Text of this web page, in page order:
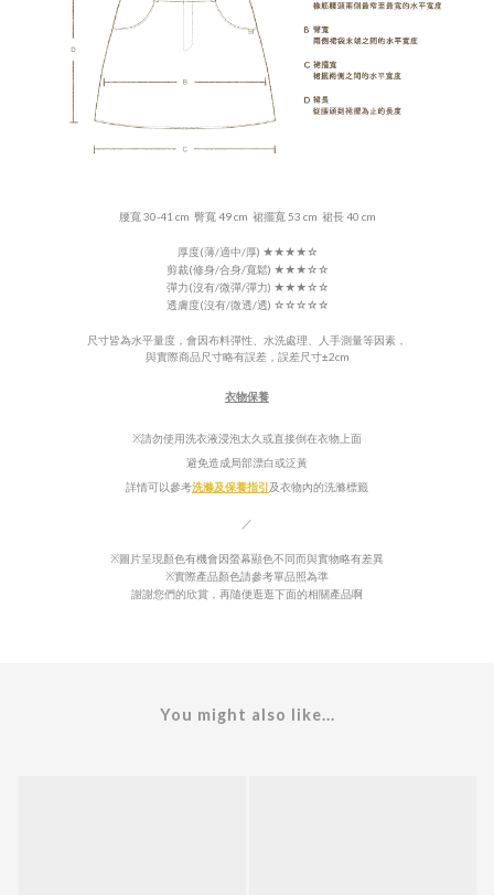
腰寬 30-41 cm 臀寬 49 cm 裙擺寬 53 cm 裙長 40 cm
厚度(薄/適中/厚) ★★★★☆
剪裁(修身/合身/寬鬆) ★★★☆☆
彈力(沒有/微彈/彈力) ★★★☆☆
透膚度(沒有/微透/透) ☆☆☆☆☆
尺寸皆為水平量度，會因布料彈性、水洗處理、人手測量等因素，
與實際商品尺寸略有誤差，誤差尺寸±2cm
衣物保養
※請勿使用洗衣液浸泡太久或直接倒在衣物上面
避免造成局部漂白或泛黃
詳情可以參考洗滌及保養指引及衣物內的洗滌標籤
／
※圖片呈現顏色有機會因螢幕顯色不同而與實物略有差異
※實際產品顏色請參考單品照為準
謝謝您們的欣賞，再隨便逛逛下面的相關產品啊
You might also like...